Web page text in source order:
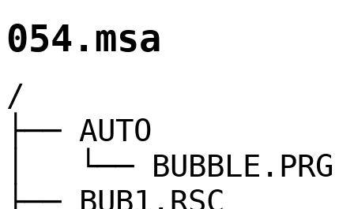
054.msa
/
├── AUTO
│ └── BUBBLE.PRG
├── BUB1.RSC